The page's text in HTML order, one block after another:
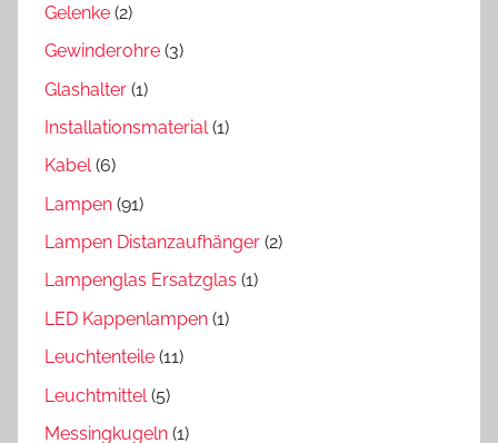
Gelenke (2)
Gewinderohre (3)
Glashalter (1)
Installationsmaterial(1)
Kabel(6)
Lampen (91)
Lampen Distanzaufhänger (2)
Lampenglas Ersatzglas (1)
LED Kappenlampen (1)
Leuchtenteile (11)
Leuchtmittel (5)
Messingkugeln (1)